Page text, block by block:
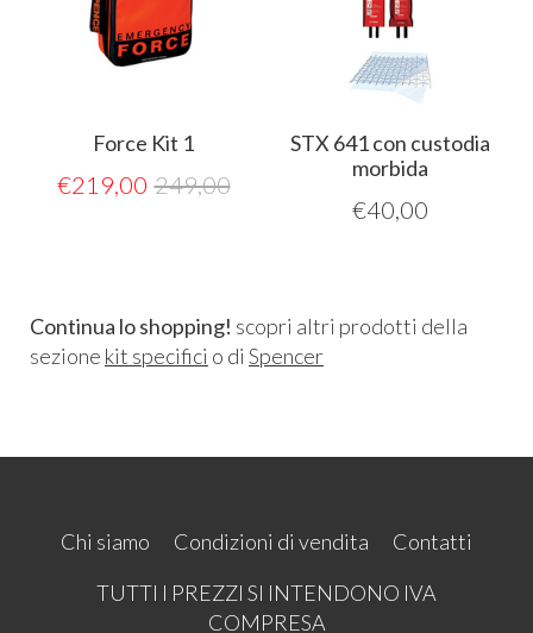
Force Kit 1
€219,00 249,00
STX 641 con custodia
morbida
€40,00
Continua lo shopping! scopri altri prodotti della
sezione kit specifici o di Spencer
Chi siamo Condizioni di vendita
Contatti
TUTTI I PREZZI SI INTENDONO IVA
COMPRESA